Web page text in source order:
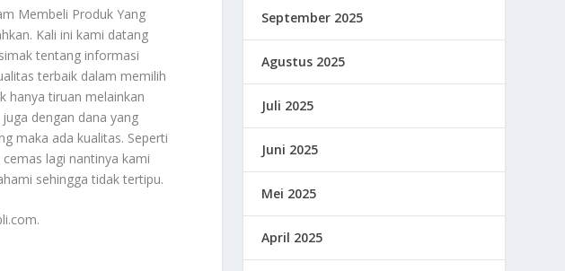
Membeli Produk Yang
Kali ini kami datang
tentang informasi
terbaik dalam memilih
hanya tiruan melainkan
dengan dana yang
maka ada kualitas. Seperti
lagi nantinya kami
sehingga tidak tertipu.
September 2025
Agustus 2025
Juli 2025
Juni 2025
Mei 2025
April 2025